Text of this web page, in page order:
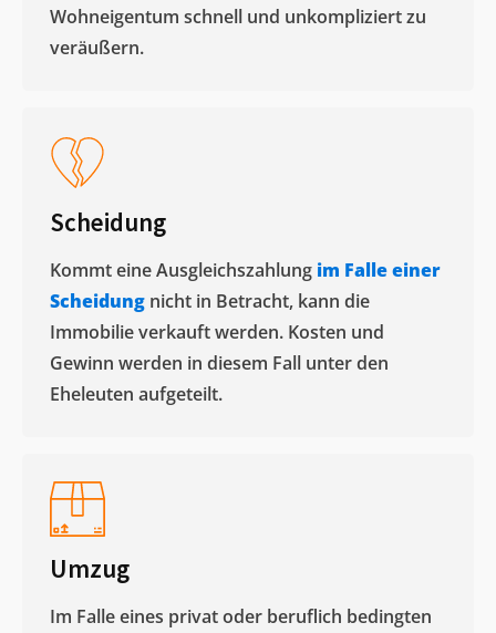
Wohneigentum schnell und unkompliziert zu
veräußern. ​
Scheidung
Kommt eine Ausgleichszahlung im Falle einer
Scheidung nicht in Betracht, kann die
Immobilie verkauft werden. Kosten und
Gewinn werden in diesem Fall unter den
Eheleuten aufgeteilt.​
Umzug
Im Falle eines privat oder beruflich bedingten